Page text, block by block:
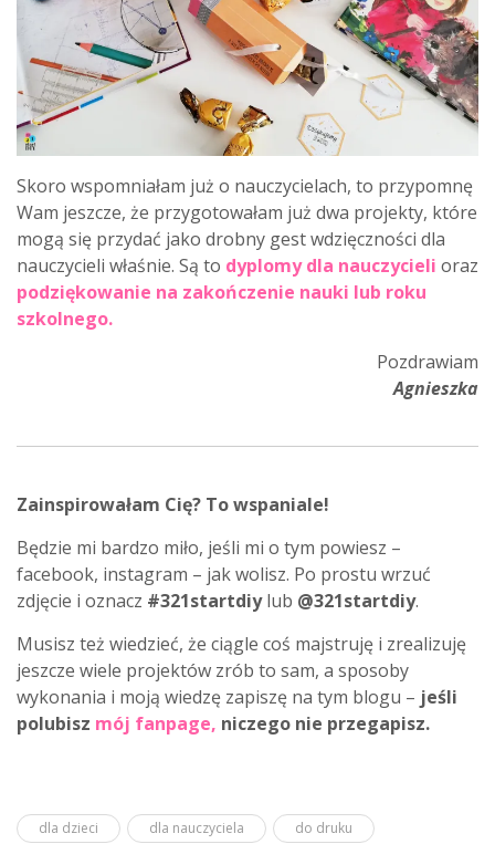
Skoro wspomniałam już o nauczycielach, to przypomnę
Wam jeszcze, że przygotowałam już dwa projekty, które
mogą się przydać jako drobny gest wdzięczności dla
nauczycieli właśnie. Są to dyplomy dla nauczycieli oraz
podziękowanie na zakończenie nauki lub roku
szkolnego.
Pozdrawiam
Agnieszka
Zainspirowałam Cię? To wspaniale!
Będzie mi bardzo miło, jeśli mi o tym powiesz –
facebook, instagram – jak wolisz. Po prostu wrzuć
zdjęcie i oznacz #321startdiylub @321startdiy.
Musisz też wiedzieć, że ciągle coś majstruję i zrealizuję
jeszcze wiele projektów zrób to sam, a sposoby
wykonania i moją wiedzę zapiszę na tym blogu – jeśli
polubisz mój fanpage, niczego nie przegapisz.
dla dzieci dla nauczyciela do druku